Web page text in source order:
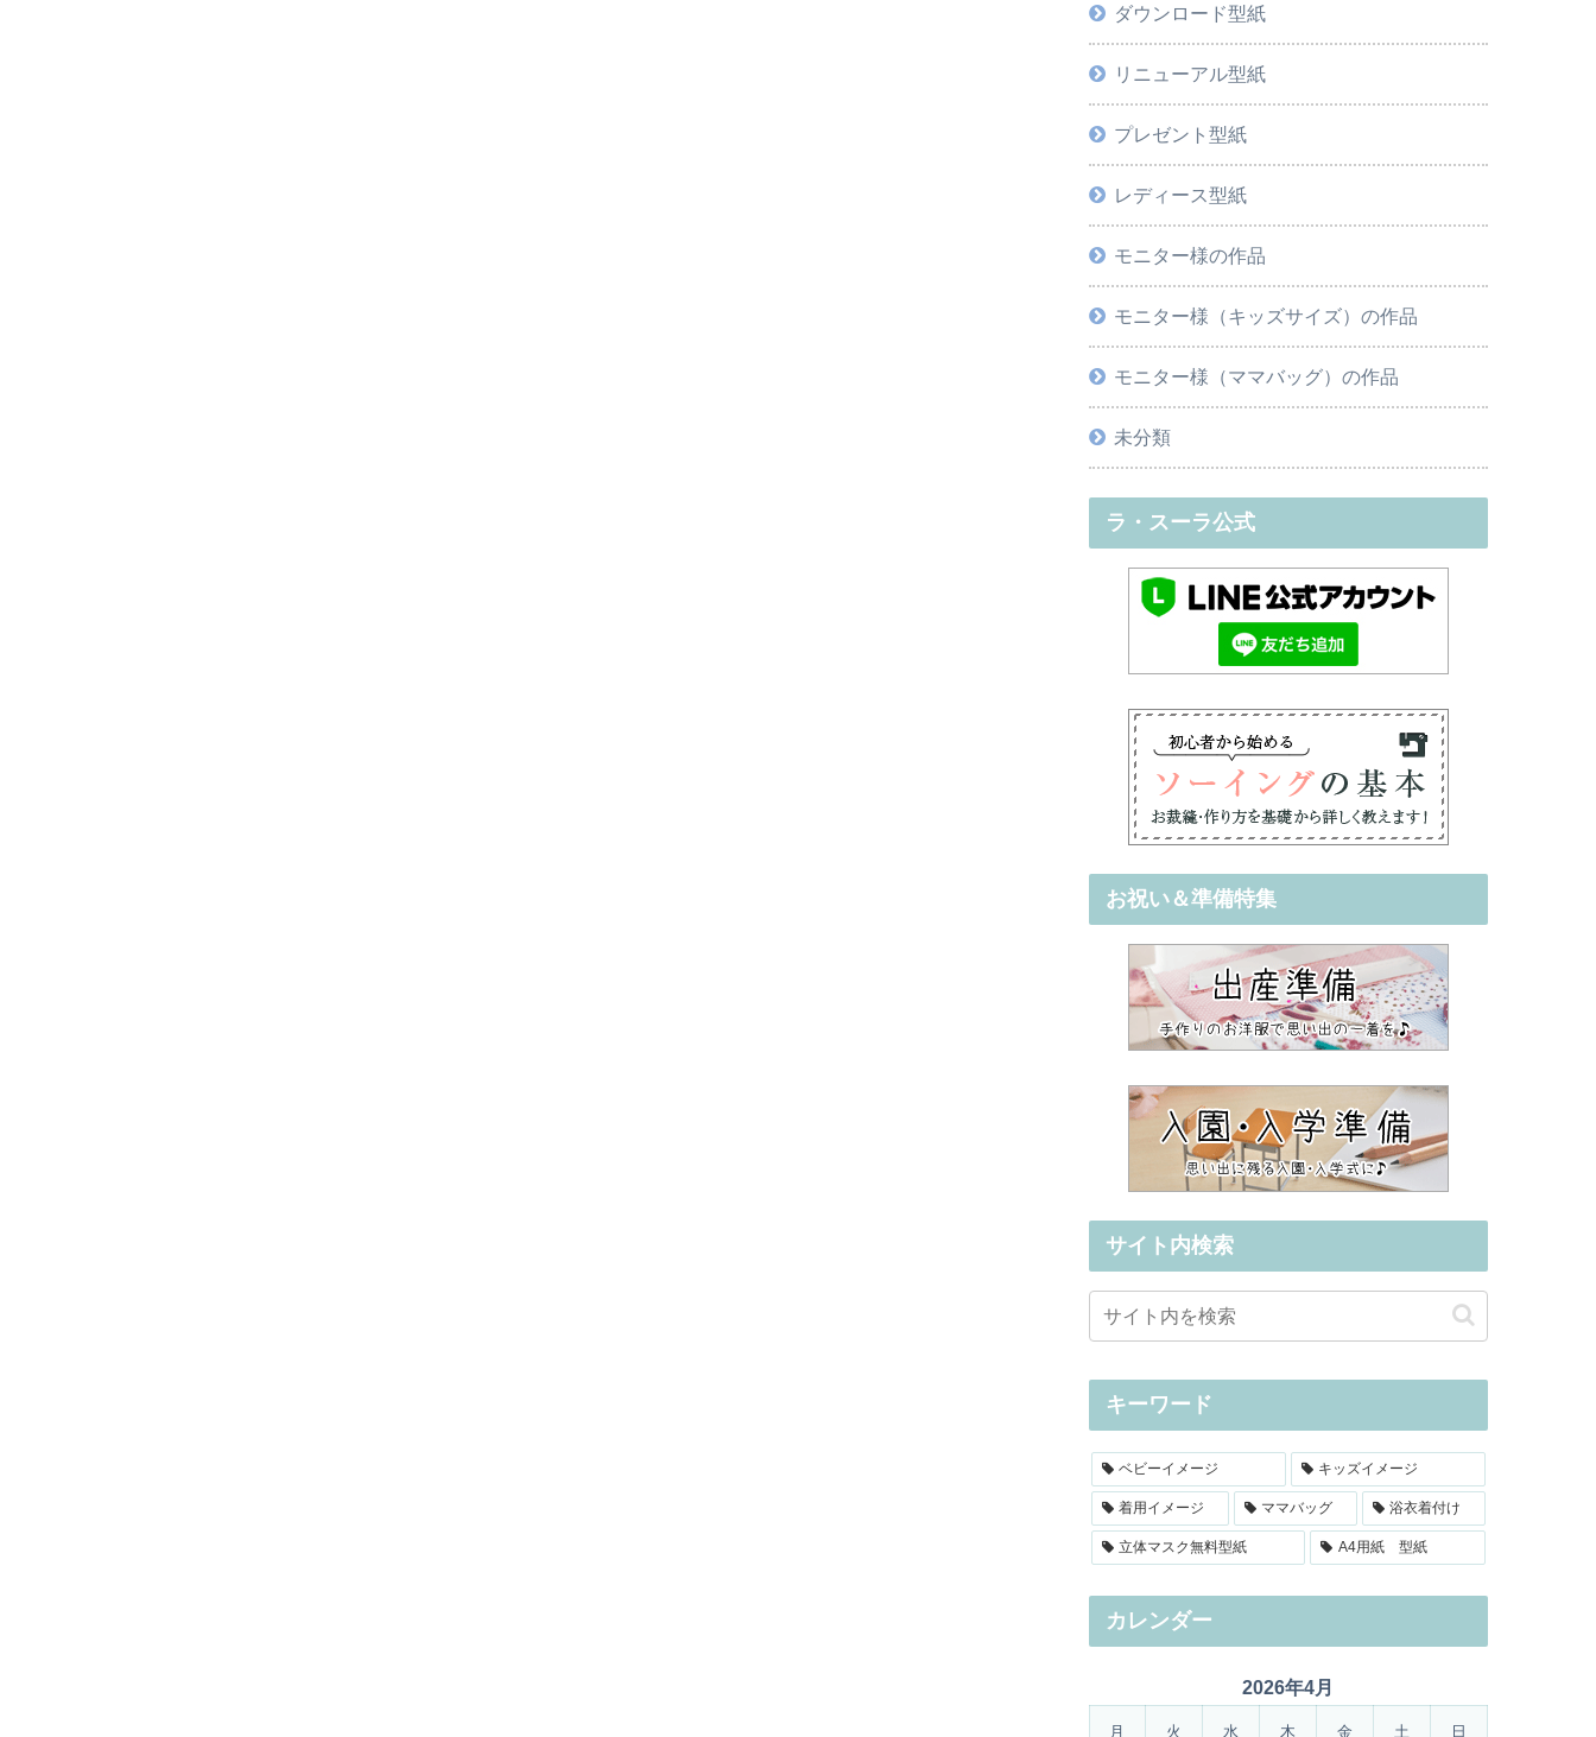
ダウンロード型紙
リニューアル型紙
プレゼント型紙
レディース型紙
モニター様の作品
モニター様（キッズサイズ）の作品
モニター様（ママバッグ）の作品
未分類
ラ・スーラ公式
お祝い＆準備特集
サイト内検索
キーワード
ベビーイメージ キッズイメージ
着用イメージ ママバッグ 浴衣着付け
立体マスク無料型紙 A4用紙 型紙
カレンダー
2026年4月
月 火 水 木 金 土 日